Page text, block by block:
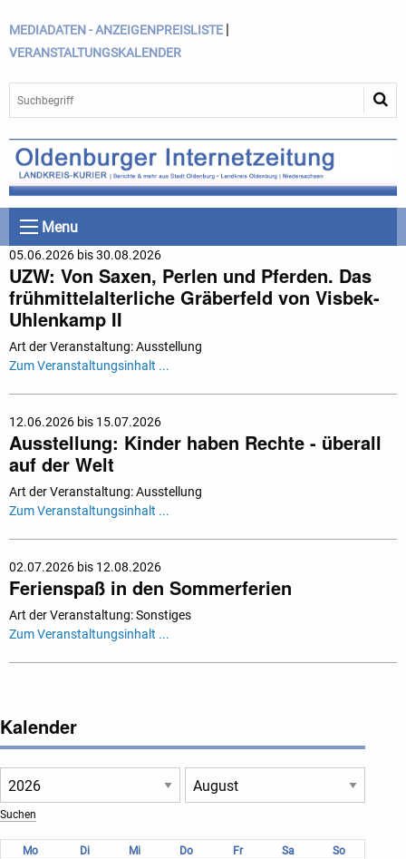
MEDIADATEN - ANZEIGENPREISLISTE |
VERANSTALTUNGSKALENDER
Menu
05.06.2026 bis 30.08.2026
UZW: Von Saxen, Perlen und Pferden. Das
frühmittelalterliche Gräberfeld von Visbek-
Uhlenkamp II
Art der Veranstaltung: Ausstellung
Zum Veranstaltungsinhalt ...
12.06.2026 bis 15.07.2026
Ausstellung: Kinder haben Rechte - überall
auf der Welt
Art der Veranstaltung: Ausstellung
Zum Veranstaltungsinhalt ...
02.07.2026 bis 12.08.2026
Ferienspaß in den Sommerferien
Art der Veranstaltung: Sonstiges
Zum Veranstaltungsinhalt ...
Kalender
Mo Di Mi Do Fr Sa
So